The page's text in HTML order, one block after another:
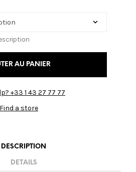
AU PANIER
+33 1 43 27 77 77
a store
DESCRIPTION
DETAILS